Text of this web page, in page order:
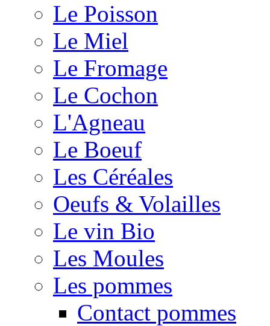
Le Poisson
Le Miel
Le Fromage
Le Cochon
L'Agneau
Le Boeuf
Les Céréales
Oeufs & Volailles
Le vin Bio
Les Moules
Les pommes
Contact pommes